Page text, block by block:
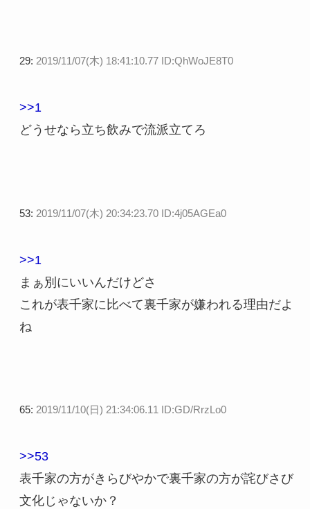
29: 2019/11/07(木) 18:41:10.77 ID:QhWoJE8T0
>>1
どうせなら立ち飲みで流派立てろ
53: 2019/11/07(木) 20:34:23.70 ID:4j05AGEa0
>>1
まぁ別にいいんだけどさ
これが表千家に比べて裏千家が嫌われる理由だよ
ね
65: 2019/11/10(日) 21:34:06.11 ID:GD/RrzLo0
>>53
表千家の方がきらびやかで裏千家の方が詫びさび
文化じゃないか？